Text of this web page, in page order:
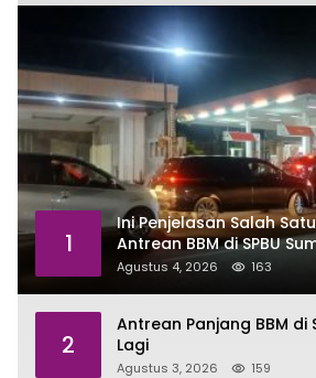
1
Ini Penjelasan Salah Satu
Antrean BBM di SPBU
Agustus 4, 2026 163
2
Antrean Panjang BBM di
Lagi
Agustus 3, 2026 159